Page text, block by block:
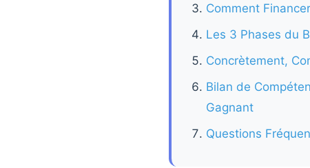
Comment
Les 3 Phases du
Concrètement,
Bilan de
Gagnant
Questions